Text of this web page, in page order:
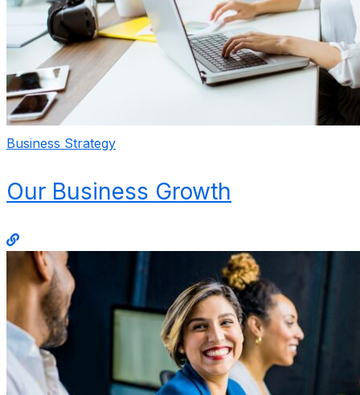
Business Strategy
Our Business Growth